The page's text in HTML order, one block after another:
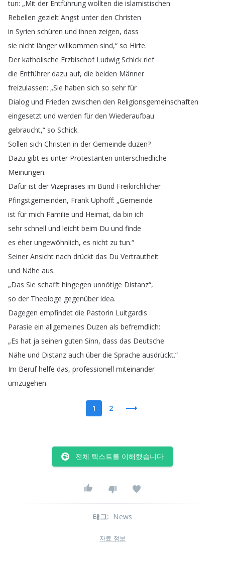
tun: „Mit der Entführung wollten die islamistischen
Rebellen gezielt Angst unter den Christen
in Syrien schüren und ihnen zeigen, dass
sie nicht länger willkommen sind,“ so Hirte.
Der katholische Erzbischof Ludwig Schick rief
die Entführer dazu auf, die beiden Männer
freizulassen: „Sie haben sich so sehr für
Dialog und Frieden zwischen den Religionsgemeinschaften
eingesetzt und werden für den Wiederaufbau
gebraucht,“ so Schick.
Sollen sich Christen in der Gemeinde duzen?
Dazu gibt es unter Protestanten unterschiedliche
Meinungen.
Dafür ist der Vizepräses im Bund Freikirchlicher
Pfingstgemeinden, Frank Uphoff: „Gemeinde
ist für mich Familie und Heimat, da bin ich
sehr schnell und leicht beim Du und finde
es eher ungewöhnlich, es nicht zu tun.“
Seiner Ansicht nach drückt das Du Vertrautheit
und Nähe aus.
„Das Sie schafft hingegen unnötige Distanz“,
so der Theologe gegenüber idea.
Dagegen empfindet die Pastorin Luitgardis
Parasie ein allgemeines Duzen als befremdlich:
„Es hat ja seinen guten Sinn, dass das Deutsche
Nähe und Distanz auch über die Sprache ausdrückt.“
Im Beruf helfe das, professionell miteinander
umzugehen.
1 2
전체 텍스트를 이해했습니다
태그: News
자료 정보